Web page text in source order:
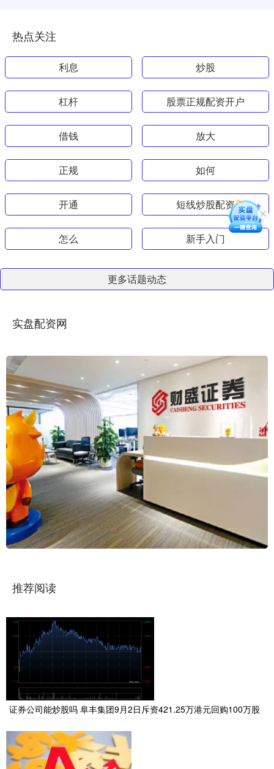
热点关注
利息 炒股
杠杆 股票正规配资开户
借钱 放大
正规 如何
开通 短线炒股配资
怎么 新手入门
更多话题动态
实盘配资网
推荐阅读
证券公司能炒股吗 阜丰集团9月2日斥资421.25万港元回购100万股